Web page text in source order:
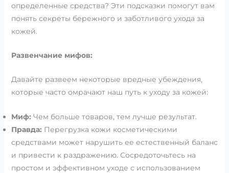
определенные средства? Эти подсказки помогут вам
понять секреты бережного и заботливого ухода за
кожей.
Развенчание мифов:
Давайте развеем некоторые вредные убеждения,
которые часто омрачают наш путь к уходу за кожей:
Миф: Чем больше товаров, тем лучше результат.
Правда: Перегрузка кожи косметическими
средствами может нарушить ее естественный баланс
и привести к раздражению. Сосредоточьтесь на
простом и эффективном уходе с использованием